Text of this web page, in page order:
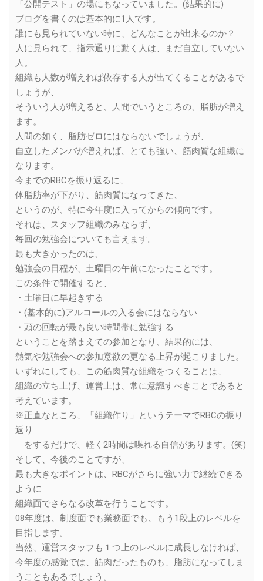
「公開テスト」の場にもなっていました。(結果的に)
ブログを書くのは基本的に1人です。
誰にも見られていない時に、どんなことが出来るのか？
人に見られて、指示通りに動く人は、まだ自立していない
人。
組織も人数が増えれば依存する人が出てくることがあるで
しょうが、
そういう人が増えると、人間でいうところの、脂肪が増え
ます。
人間の如く、脂肪ゼロにはならないでしょうが、
自立したメンバが増えれば、とても強い、筋肉質な組織に
なります。
今までのRBCを振り返るに、
体脂肪率が下がり、筋肉質になってきた、
というのが、特に今年度に入ってからの傾向です。
それは、スタッフ組織のみならず、
毎回の勉強会についても言えます。
最も大きかったのは、
勉強会の日程が、土曜日の午前になったことです。
この条件で開催すると、
・土曜日に早起きする
・(基本的に)アルコールの入る会にはならない
・頭の回転が最も良い時間帯に勉強する
ということを踏まえての参加となり、結果的には、
熱気や勉強会への参加意欲の更なる上昇が起こりました。
いずれにしても、この筋肉質な組織をつくることは、
組織の立ち上げ、運営上は、常に意識すべきことであると
考えています。
※正直なところ、「組織作り」というテーマでRBCの振り
返り
をするだけで、軽く2時間は喋れる自信があります。(笑)
そして、今後のことですが、
最も大きなポイントは、RBCがさらに強い力で継続できる
ように
組織面でさらなる改革を行うことです。
08年度は、制度面でも業務面でも、もう1段上のレベルを
目指します。
当然、運営スタッフも１つ上のレベルに成長しなければ、
今年度の感覚では、筋肉だったものも、脂肪になってしま
うこともあるでしょう。